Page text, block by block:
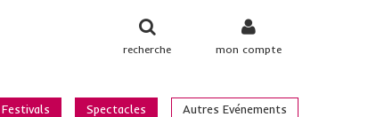
mon compte
recherche
Spectacles Autres Evénements